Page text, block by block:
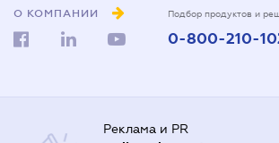
О КОМПАНИИ Подбор продуктов и
0-800-210-
Реклама и PR